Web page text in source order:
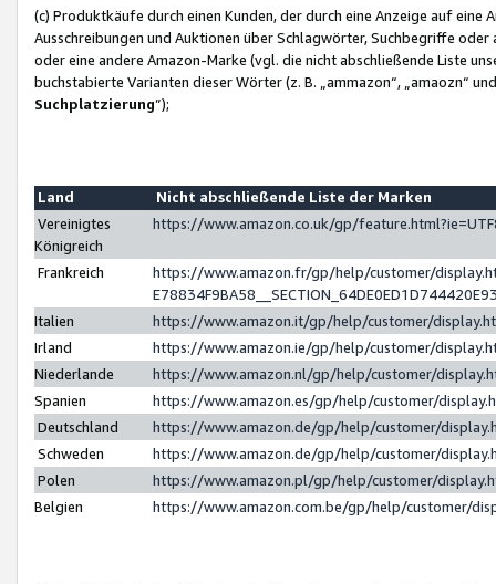
(c) Produktkäufe durch einen Kunden, der durch eine Anzeige auf
Ausschreibungen und Auktionen über Schlagwörter, Suchbegriffe
oder eine andere Amazon-Marke (vgl. die nicht abschließende Liste
buchstabierte Varianten dieser Wörter (z. B. „ammazon“, „amaozn“
Suchplatzierung”);
Land
Nicht abschließende Liste der Marken
Vereinigtes
Königreich
https://www.amazon.co.uk/gp/
Frankreich
https://www.amazon.fr/gp/help/customer/
Italien
https://www.amazon.it/gp/help/customer/
Irland
https://www.amazon.ie/gp/help/customer/
Niederlande
https://www.amazon.nl/gp/help/customer/
Spanien
https://www.amazon.es/gp/help/customer/
Deutschland
https://www.amazon.de/gp/help/customer/
Schweden
https://www.amazon.de/gp/help/customer/
Polen
https://www.amazon.pl/gp/help/customer/
Belgien
https://www.amazon.com.be/gp/help/customer/